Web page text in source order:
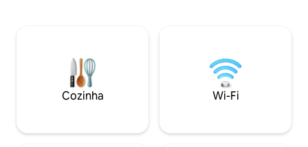
Cozinha Wi-Fi